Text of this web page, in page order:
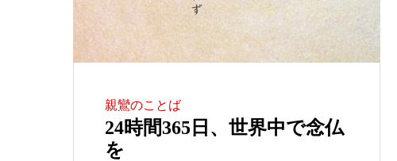
親鸞のことば
24時間365日、世界中で念仏
を